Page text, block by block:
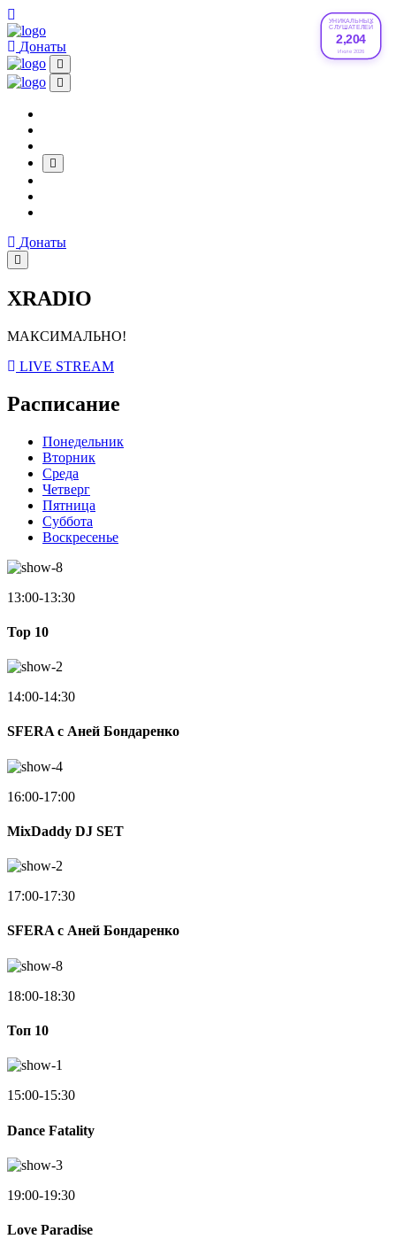
УНИКАЛЬНЫХ
СЛУШАТЕЛЕЙ
2,204
Июле 2026
Донаты
Донаты
XRADIO
МАКСИМАЛЬНО!
LIVE STREAM
Расписание
Понедельник
Вторник
Среда
Четверг
Пятница
Суббота
Воскресенье
13:00-13:30
Top 10
14:00-14:30
SFERA с Аней Бондаренко
16:00-17:00
MixDaddy DJ SET
17:00-17:30
SFERA с Аней Бондаренко
18:00-18:30
Toп 10
15:00-15:30
Dance Fatality
19:00-19:30
Love Paradise